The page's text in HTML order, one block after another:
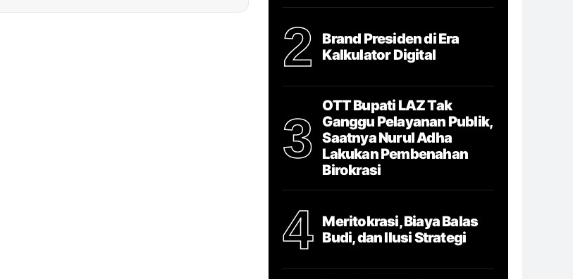
2
Brand Presiden di Era
Kalkulator Digital
3
OTT Bupati LAZ Tak
Ganggu Pelayanan Publik,
Saatnya Nurul Adha
Lakukan Pembenahan
Birokrasi
4
Meritokrasi, Biaya Balas
Budi, dan Ilusi Strategi